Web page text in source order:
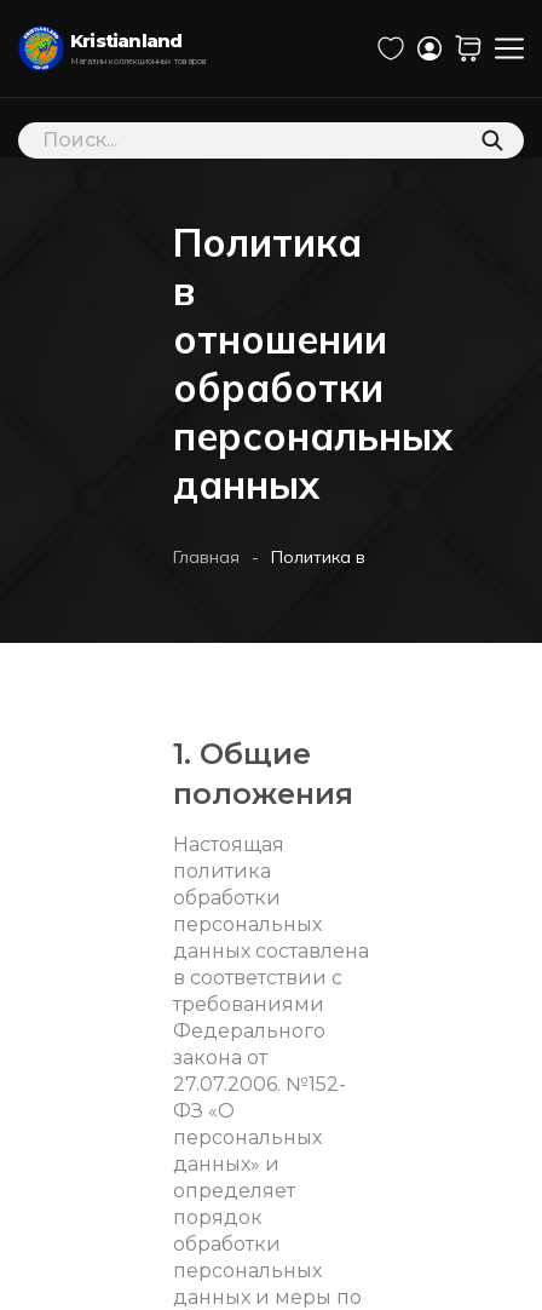
Kristianland
Магазин коллекционных товаров
Поиск
товаров
Политика
в
отношении
обработки
персональных
данных
Главная - Политика в отношении
1. Общие
положения
Настоящая
политика
обработки
персональных
данных составлена
в соответствии с
требованиями
Федерального
закона от
27.07.2006. №152-
ФЗ «О
персональных
данных» и
определяет
порядок
обработки
персональных
данных и меры по